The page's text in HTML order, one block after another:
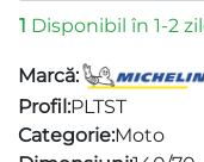
1 Disponibil în 1-2
Marcă:
Profil:PLTST
Categorie:Moto